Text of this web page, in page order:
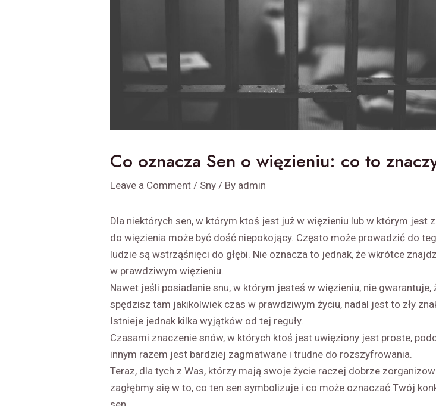
Co oznacza Sen o więzieniu: co to
Leave a Comment / Sny / By admin
Dla niektórych sen, w którym ktoś jest już w więzieniu lub w którym jest
do więzienia może być dość niepokojący. Często może prowadzić do
ludzie są wstrząśnięci do głębi. Nie oznacza to jednak, że wkrótce
w prawdziwym więzieniu.
Nawet jeśli posiadanie snu, w którym jesteś w więzieniu, nie gwarantuje,
spędzisz tam jakikolwiek czas w prawdziwym życiu, nadal jest to zły
Istnieje jednak kilka wyjątków od tej reguły.
Czasami znaczenie snów, w których ktoś jest uwięziony jest proste,
innym razem jest bardziej zagmatwane i trudne do rozszyfrowania.
Teraz, dla tych z Was, którzy mają swoje życie raczej dobrze
zagłębmy się w to, co ten sen symbolizuje i co może oznaczać Twój